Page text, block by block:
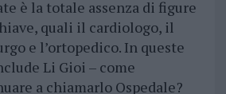
è la totale assenza di figure
quali il cardiologo, il
e l’ortopedico. In queste
Li Gioi – come
a chiamarlo Ospedale?